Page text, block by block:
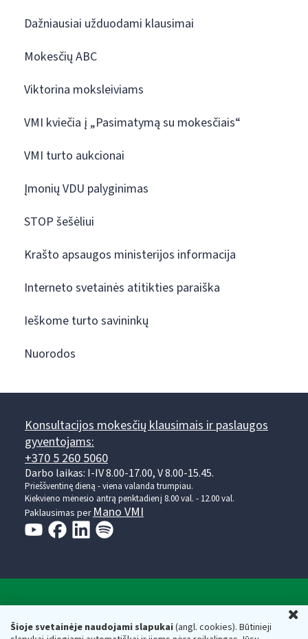
Šioje svetainėje naudojami slapukai(angl. cookies). Būtinieji
Dažniausiai užduodami klausimai
Mokesčių ABC
Viktorina moksleiviams
VMI kviečia į „Pasimatymą su mokesčiais“
VMI turto aukcionai
Įmonių VDU palyginimas
STOP šešėliui
Krašto apsaugos ministerijos informacija
Interneto svetainės atitikties paraiška
Ieškome turto savininkų
Nuorodos
Konsultacijos mokesčių klausimais ir paslaugos
gyventojams:
+370 5 260 5060
Darbo laikas: I-IV 8.00-17.00, V 8.00-15.45.
Prieššventinę dieną - viena valanda trumpiau.
Kiekvieno mėnesio antrą penktadienį 8.00 val. - 12.00 val.
Paklausimas perMano VMI
Valstybinė mokesčių inspekcija prie Lietuvos
Respublikos finansų ministerijos